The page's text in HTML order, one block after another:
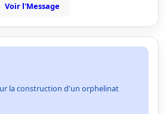
Voir l'Message
la construction d'un orphelinat